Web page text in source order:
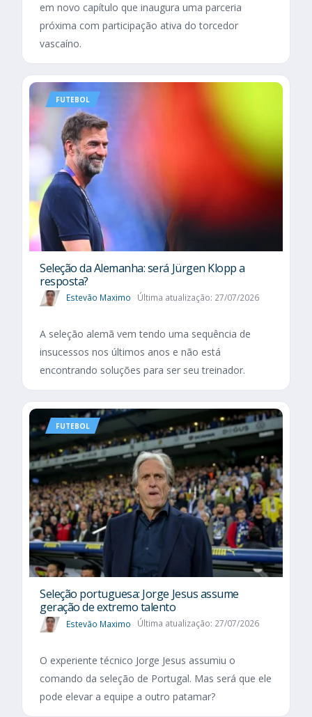
em novo capítulo que inaugura uma parceria
próxima com participação ativa do torcedor
vascaíno.
FUTEBOL
Seleção da Alemanha: será Jürgen Klopp a
resposta?
Estevão Maximo Última atualização: 27/07/2026
A seleção alemã vem tendo uma sequência de
insucessos nos últimos anos e não está
encontrando soluções para ser seu treinador.
FUTEBOL
Seleção portuguesa: Jorge Jesus assume
geração de extremo talento
Estevão Maximo Última atualização: 27/07/2026
O experiente técnico Jorge Jesus assumiu o
comando da seleção de Portugal. Mas será que ele
pode elevar a equipe a outro patamar?